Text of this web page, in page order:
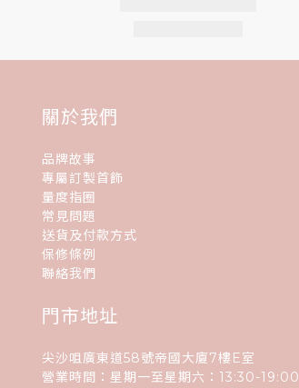
關於我們
品牌故事
專屬訂製首飾
量度指圈
常見問題
送貨及付款方式
保修條例
聯絡我們
門市地址
尖沙咀廣東道58號帝國大廈7樓E室
營業時間：星期一至星期六：13:30-19:00